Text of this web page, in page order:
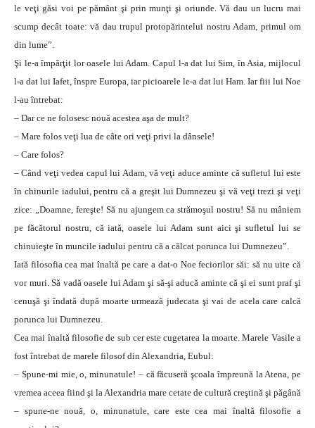
le veţi găsi voi pe pământ şi prin munţi şi oriunde. Vă dau un lucru mai
scump decât toate: vă dau trupul protopărintelui nostru Adam, primul om
din lume”.
Şi le-a împărţit lor oasele lui Adam. Capul l-a dat lui Sim, în Asia, mijlocul
l-a dat lui Iafet, înspre Europa, iar picioarele le-a dat lui Ham. Iar fiii lui Noe
l-au întrebat:
– Dar ce ne folosesc nouă acestea aşa de mult?
– Mare folos veţi lua de câte ori veţi privi la dânsele!
– Care folos?
– Când veţi vedea capul lui Adam, vă veţi aduce aminte că sufletul lui este
în chinurile iadului, pentru că a greşit lui Dumnezeu şi vă veţi trezi şi veţi
zice: „Doamne, fereşte! Să nu ajungem ca strămoşul nostru! Să nu mâniem
pe făcătorul nostru, că iată, oasele lui Adam sunt aici şi sufletul lui se
chinuieşte în muncile iadului pentru că a călcat porunca lui Dumnezeu”.
Iată filosofia cea mai înaltă pe care a dat-o Noe feciorilor săi: să nu uite că
vor muri. Să vadă oasele lui Adam şi să-şi aducă aminte că şi ei sunt praf şi
cenuşă şi îndată după moarte urmează judecata şi vai de acela care calcă
porunca lui Dumnezeu.
Cea mai înaltă filosofie de sub cer este cugetarea la moarte. Marele Vasile a
fost întrebat de marele filosof din Alexandria, Eubul:
– Spune-mi mie, o, minunatule! – că făcuseră şcoala împreună la Atena, pe
vremea aceea fiind şi la Alexandria mare cetate de cultură creştină şi păgână
– spune-ne nouă, o, minunatule, care este cea mai înaltă filosofie a